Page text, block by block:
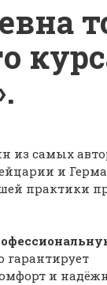
из самых
и
практики
и